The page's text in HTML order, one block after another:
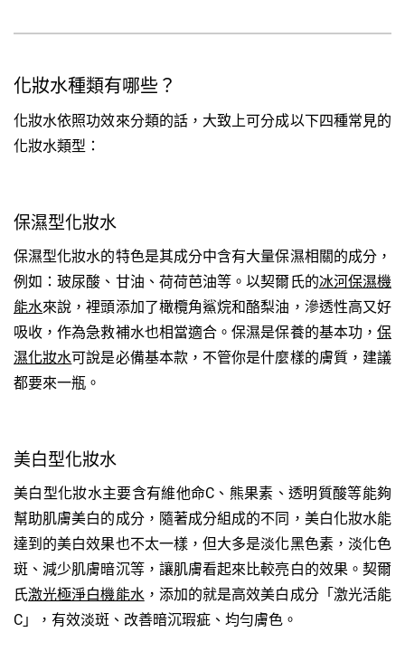
化妝水種類有哪些？
化妝水依照功效來分類的話，大致上可分成以下四種常見的
化妝水類型：
保濕型化妝水
保濕型化妝水的特色是其成分中含有大量保濕相關的成分，
例如：玻尿酸、甘油、荷荷芭油等。以契爾氏的冰河保濕機
能水來說，裡頭添加了橄欖角鯊烷和酪梨油，滲透性高又好
吸收，作為急救補水也相當適合。保濕是保養的基本功， 保
濕化妝水可說是必備基本款，不管你是什麼樣的膚質，建議
都要來一瓶。
美白型化妝水
美白型化妝水主要含有維他命C、熊果素、透明質酸等能夠
幫助肌膚美白的成分，隨著成分組成的不同，美白化妝水能
達到的美白效果也不太一樣，但大多是淡化黑色素，淡化色
斑、減少肌膚暗沉等，讓肌膚看起來比較亮白的效果。契爾
氏激光極淨白機能水，添加的就是高效美白成分「激光活能
C」，有效淡斑、改善暗沉瑕疵、均勻膚色。